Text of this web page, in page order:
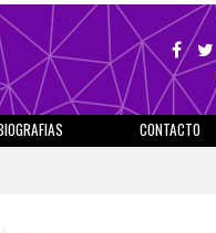
CONTACTO